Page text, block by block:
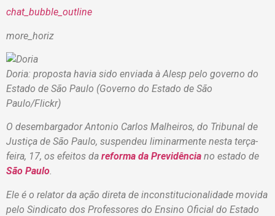
chat_bubble_outline
more_horiz
Doria: proposta havia sido enviada à Alesp pelo governo do
Estado de São Paulo (Governo do Estado de São
Paulo/Flickr)
O desembargador Antonio Carlos Malheiros, do Tribunal de
Justiça de São Paulo, suspendeu liminarmente nesta terça-
feira, 17, os efeitos da reforma da Previdência no estado de
São Paulo.
Ele é o relator da ação direta de inconstitucionalidade movida
pelo Sindicato dos Professores do Ensino Oficial do Estado